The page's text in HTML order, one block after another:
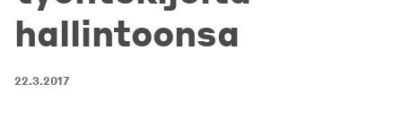
hallintoonsa
22.3.2017